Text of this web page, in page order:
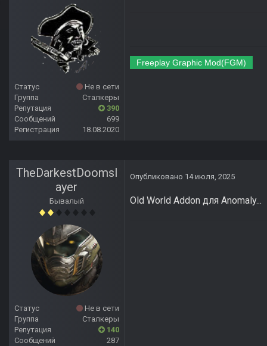
Статус
Не в сети
Группа
Сталкеры
Репутация
390
Сообщений
699
Регистрация
18.08.2020
Freeplay Graphic Mod(FGM)
TheDarkestDoomsl
ayer
Бывалый
Статус
Не в сети
Группа
Сталкеры
Репутация
140
Сообщений
287
Опубликовано 14 июля, 2025
Old World Addon для Anomaly...